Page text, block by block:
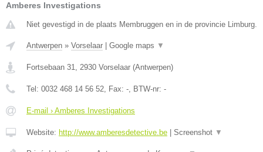
Amberes Investigations
Niet gevestigd in de plaats Membruggen en in de provincie Limburg.
Antwerpen » Vorselaar Google maps ▼
Fortsebaan 31, 2930 Vorselaar (Antwerpen)
Tel: 0032 468 14 56 52, Fax: -, BTW-nr: -
E-mail › Amberes Investigations
Website: http://www.amberesdetective.be Screenshot ▼